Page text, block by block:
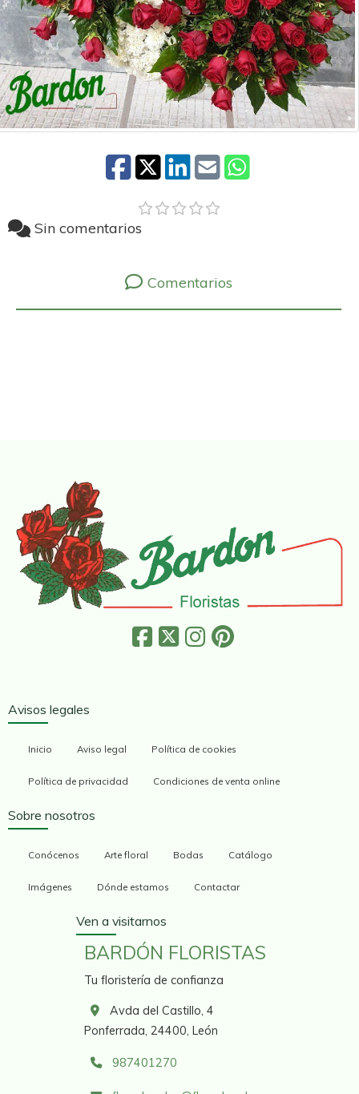
Sin comentarios
Comentarios
Avisos legales
Inicio Aviso legal Política de cookies
Política de privacidad Condiciones de venta online
Sobre nosotros
Conócenos Arte floral Bodas Catálogo
Imágenes Dónde estamos Contactar
Ven a visitarnos
BARDÓN FLORISTAS
Tu floristería de confianza
Avda del Castillo, 4
Ponferrada, 24400, León
987401270